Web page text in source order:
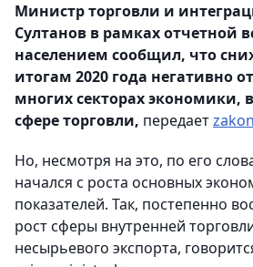
Министр торговли и
Султанов в рамках отчетной
населением сообщил, что
итогам 2020 года негативно
многих секторах экономики,
сфере торговли, передает
Но, несмотря на это, по его
начался с роста основных
показателей. Так, постепенно
рост сферы внутренней
несырьевого экспорта,